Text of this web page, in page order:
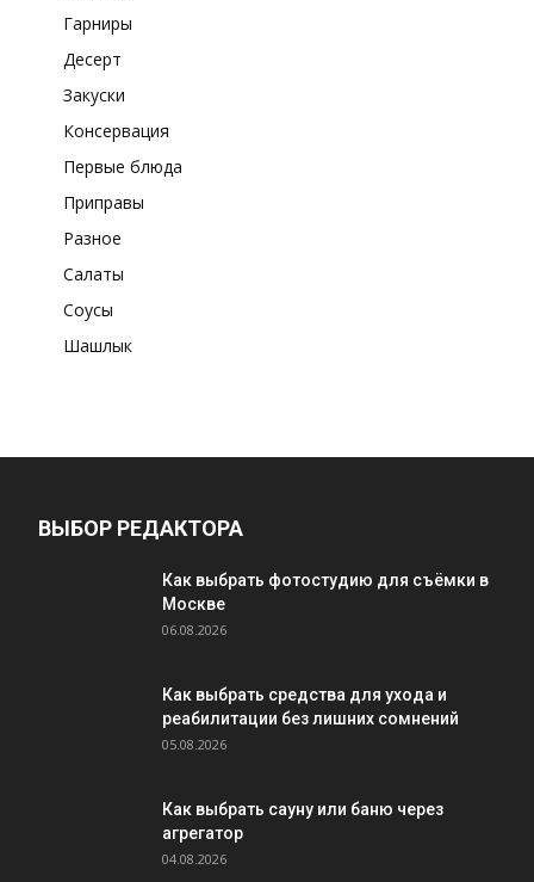
Гарниры
Десерт
Закуски
Консервация
Первые блюда
Приправы
Разное
Салаты
Соусы
Шашлык
ВЫБОР РЕДАКТОРА
Как выбрать фотостудию для съёмки в
Москве
06.08.2026
Как выбрать средства для ухода и
реабилитации без лишних сомнений
05.08.2026
Как выбрать сауну или баню через
агрегатор
04.08.2026